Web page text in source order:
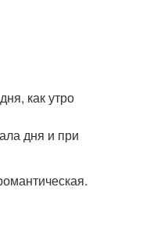
как утро
дня и при